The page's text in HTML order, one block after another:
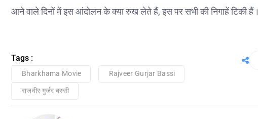
आने वाले दिनों में इस आंदोलन के क्या रुख लेते हैं, इस पर सभी की निगाहें टिकी हैं।
Tags :
Bharkhama Movie Rajveer Gurjar Bassi
राजवीर गुर्जर बस्सी